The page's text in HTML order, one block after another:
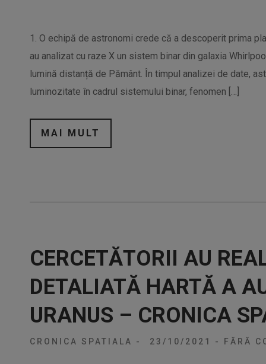
1. O echipă de astronomi crede că a descoperit prima
au analizat cu raze X un sistem binar din galaxia
lumină distanță de Pământ. În timpul analizei de date,
luminozitate în cadrul sistemului binar, fenomen […]
MAI MULT
CERCETĂTORII AU
DETALIATĂ HARTĂ A
URANUS – CRONICA
CRONICA SPATIALA - 23/10/2021 - FĂRĂ